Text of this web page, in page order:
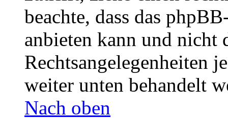
beachte, dass das
anbieten kann und nicht
Rechtsangelegenheiten
weiter unten behandelt
Nach oben